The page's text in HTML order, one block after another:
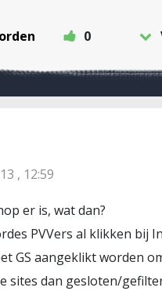
0
, 12:59
er is, wat dan?
PVVers al klikken bij
GS aangeklikt worden
sites dan gesloten/